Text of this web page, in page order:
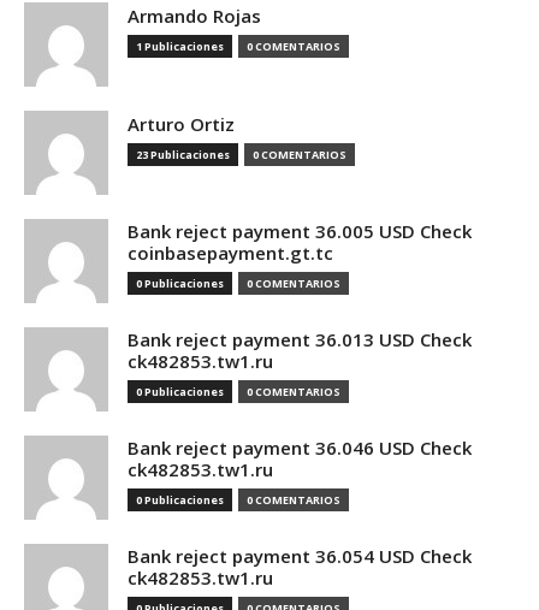
Armando Rojas
1 Publicaciones 0 COMENTARIOS
Arturo Ortiz
23 Publicaciones 0 COMENTARIOS
Bank reject payment 36.005 USD Check
coinbasepayment.gt.tc
0 Publicaciones 0 COMENTARIOS
Bank reject payment 36.013 USD Check
ck482853.tw1.ru
0 Publicaciones 0 COMENTARIOS
Bank reject payment 36.046 USD Check
ck482853.tw1.ru
0 Publicaciones 0 COMENTARIOS
Bank reject payment 36.054 USD Check
ck482853.tw1.ru